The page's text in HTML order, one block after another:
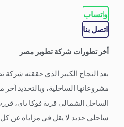
واتساب
اتصل بنا
أخر تطورات شركة تطوير مصر
بعد النجاح الكبير الذي حققته
مشروعاتها الساحلية، وبالتحديد
الساحل الشمالي قرية فوكا باي،
ساحلي جديد لا يقل في مزاياه عن كل